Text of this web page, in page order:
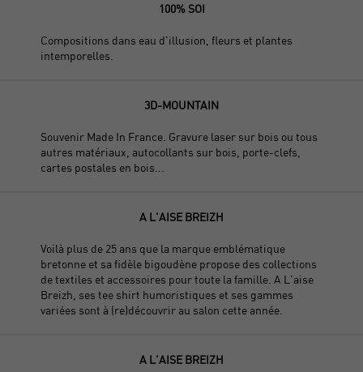
100% SOI
Compositions dans eau d'illusion, fleurs et plantes
intemporelles.
3D-MOUNTAIN
Souvenir Made In France. Gravure laser sur bois ou tous
autres matériaux, autocollants sur bois, porte-clefs,
cartes postales en bois...
A L'AISE BREIZH
Voilà plus de 25 ans que la marque emblématique
bretonne et sa fidèle bigoudène propose des collections
de textiles et accessoires pour toute la famille. A L'aise
Breizh, ses tee shirt humoristiques et ses gammes
variées sont à (re)découvrir au salon cette année.
A L'AISE BREIZH